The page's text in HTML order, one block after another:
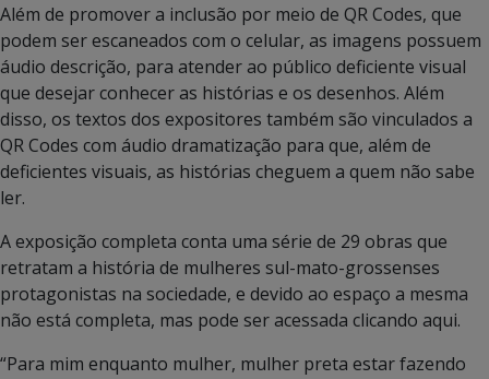
Além de promover a inclusão por meio de QR Codes, que
podem ser escaneados com o celular, as imagens possuem
áudio descrição, para atender ao público deficiente visual
que desejar conhecer as histórias e os desenhos. Além
disso, os textos dos expositores também são vinculados a
QR Codes com áudio dramatização para que, além de
deficientes visuais, as histórias cheguem a quem não sabe
ler.
A exposição completa conta uma série de 29 obras que
retratam a história de mulheres sul-mato-grossenses
protagonistas na sociedade, e devido ao espaço a mesma
não está completa, mas pode ser acessada clicando aqui.
“Para mim enquanto mulher, mulher preta estar fazendo